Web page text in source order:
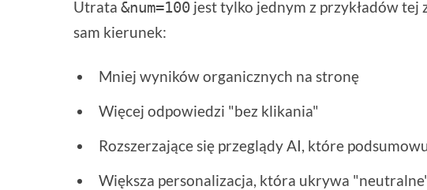
Utrata&num=100 jest tylko jednym z przykładów tej
sam kierunek:
Mniej wyników organicznych na stronę
Więcej odpowiedzi "bez klikania"
Rozszerzające się przeglądy AI, które
Większa personalizacja, która ukrywa "neutralne"